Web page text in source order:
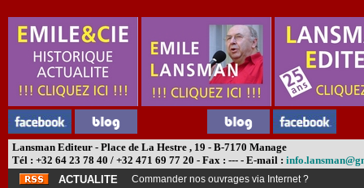
Lansman Editeur - Place de La Hestre , 19 - B-7170 Manage
Tél : +32 64 23 78 40 / +32 471 69 77 20 - Fax : --- - E-mail :
ACTUALITE
Commander nos ouvrages via Internet ?